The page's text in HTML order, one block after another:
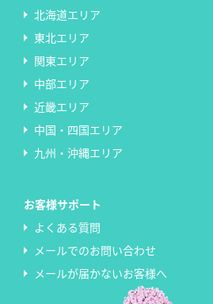
北海道エリア
東北エリア
関東エリア
中部エリア
近畿エリア
中国・四国エリア
九州・沖縄エリア
お客様サポート
よくある質問
メールでのお問い合わせ
メールが届かないお客様へ